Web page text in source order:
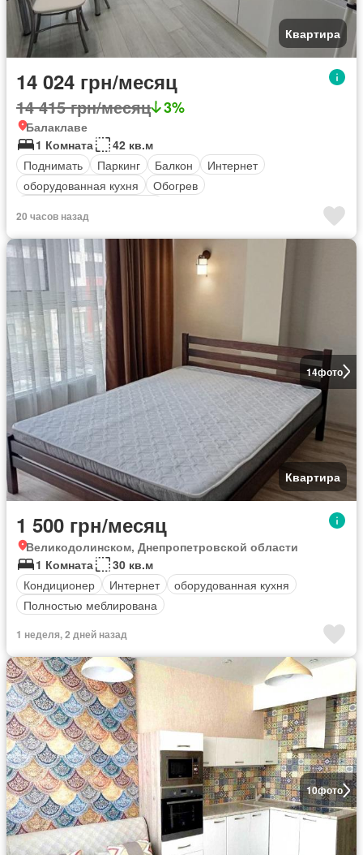
Квартира
14 024 грн/месяц
14 415 грн/месяц 3%
Балаклаве
1 Комната
42 кв.м
Поднимать
Паркинг Балкон
Интернет
оборудованная кухня
Обогрев
20 часов назад
14фото
Квартира
1 500 грн/месяц
Великодолинском, Днепропетровской области
1 Комната
30 кв.м
Кондиционер
Интернет
оборудованная кухня
Полностью меблирована
1 неделя, 2 дней назад
10фото